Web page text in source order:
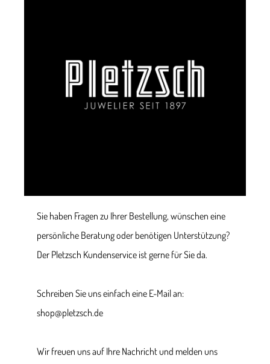
Sie haben Fragen zu Ihrer Bestellung, wünschen eine
persönliche Beratung oder benötigen Unterstützung?
Der Pletzsch Kundenservice ist gerne für Sie da.
Schreiben Sie uns einfach eine E-Mail an:
shop@pletzsch.de
Wir freuen uns auf Ihre Nachricht und melden uns